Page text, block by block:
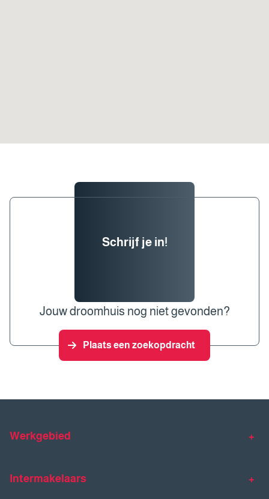
Schrijf je in!
Jouw droomhuis nog niet gevonden?
Plaats een zoekopdracht
Werkgebied
Intermakelaars